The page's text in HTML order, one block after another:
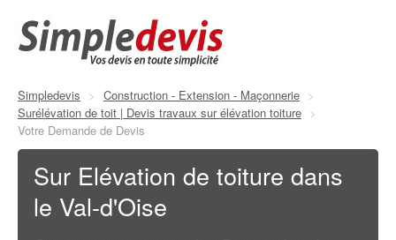
Simpledevis > Construction - Extension - Maçonnerie >
Surélévation de toit | Devis travaux sur élévation toiture >
Votre Demande de Devis
Sur Elévation de toiture dans
le Val-d'Oise